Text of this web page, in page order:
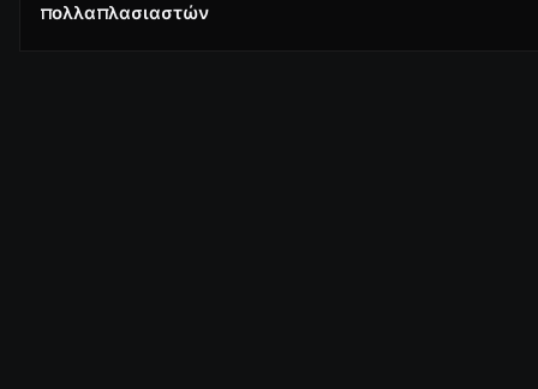
πολλαπλασιαστών